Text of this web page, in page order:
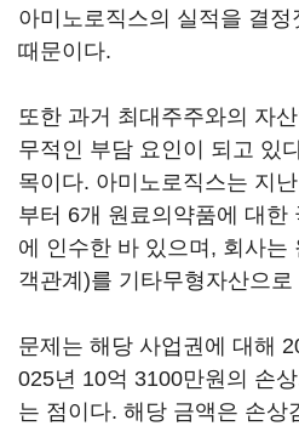
아미노로직스의 실적을 결정
때문이다.
또한 과거 최대주주와의 자
무적인 부담 요인이 되고 있
목이다. 아미노로직스는 지
부터 6개 원료의약품에 대한
에 인수한 바 있으며, 회사는
객관계)를 기타무형자산으
문제는 해당 사업권에 대해
025년 10억 3100만원의 손
는 점이다. 해당 금액은 손상